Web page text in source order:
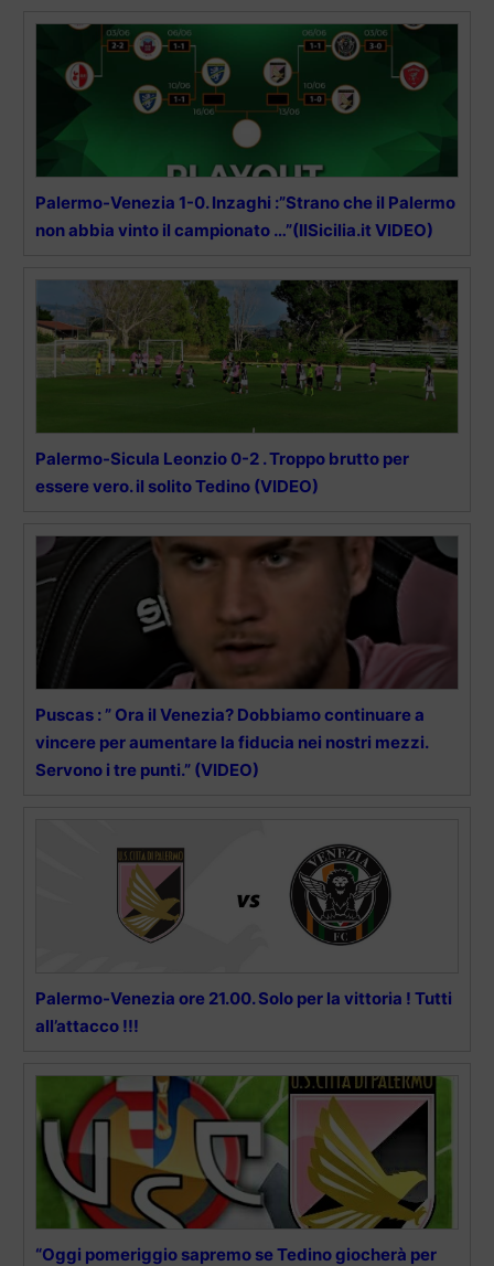
Palermo-Venezia 1-0. Inzaghi :”Strano che il Palermo
non abbia vinto il campionato …”(IlSicilia.it VIDEO)
Palermo-Sicula Leonzio 0-2 . Troppo brutto per
essere vero. il solito Tedino (VIDEO)
Puscas : ” Ora il Venezia? Dobbiamo continuare a
vincere per aumentare la fiducia nei nostri mezzi.
Servono i tre punti.” (VIDEO)
Palermo-Venezia ore 21.00. Solo per la vittoria ! Tutti
all’attacco !!!
“Oggi pomeriggio sapremo se Tedino giocherà per